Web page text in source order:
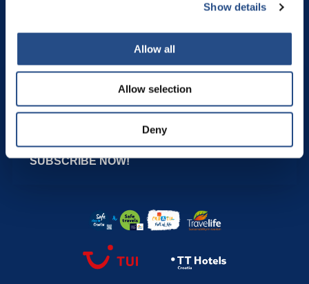
Show details
Allow all
Allow selection
Deny
PRETPLATITE SE NA NAŠ
ZA POSEBNE PONUDE I POPUSTE
SUBSCRIBE NOW!